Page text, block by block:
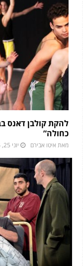
להקת קולבן דאנס
כחולה”
מאת איטו אבירם יוני 25, 2026